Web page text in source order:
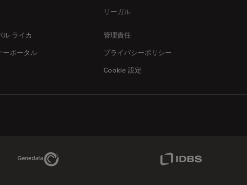
ル ライカ
ーポータル
リーガル
管理責任
プライバシーポリシー
Cookie 設定
Genedata Link